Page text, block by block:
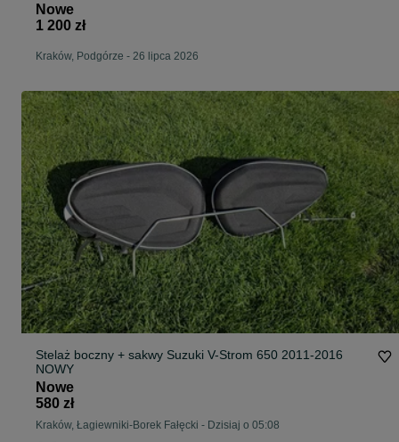
Nowe
1 200 zł
Kraków, Podgórze - 26 lipca 2026
Stelaż boczny + sakwy Suzuki V-Strom 650 2011-2016
NOWY
Nowe
580 zł
Kraków, Łagiewniki-Borek Fałęcki - Dzisiaj o 05:08